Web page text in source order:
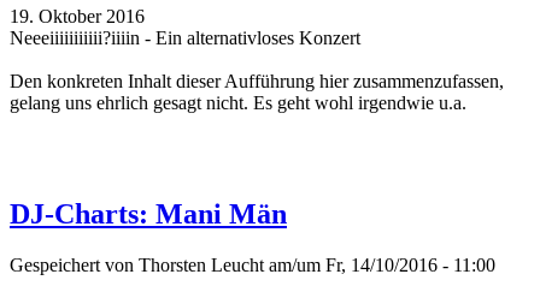
19. Oktober 2016
Neeeiiiiiiiiiii?iiiin - Ein alternativloses Konzert
Den konkreten Inhalt dieser Aufführung hier zusammenzufassen,
gelang uns ehrlich gesagt nicht. Es geht wohl irgendwie u.a.
DJ-Charts: Mani Män
Gespeichert von Thorsten Leucht am/um Fr, 14/10/2016 - 11:00